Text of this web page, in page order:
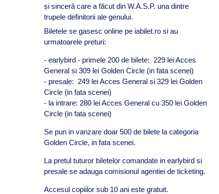
și sinceră care a făcut din W.A.S.P. una dintre
trupele definitorii ale genului.
Biletele se gasesc online pe iabilet.ro si au
urmatoarele preturi:
- earlybird - primele 200 de bilete: 229 lei Acces
General si 309 lei Golden Circle (in fata scenei)
- presale: 249 lei Acces General si 329 lei Golden
Circle (in fata scenei)
- la intrare: 280 lei Acces General cu 350 lei Golden
Circle (in fata scenei)
Se pun in vanzare doar 500 de bilete la categoria
Golden Circle, in fata scenei.
La pretul tuturor biletelor comandate in earlybird si
presale se adauga comisionul agentiei de ticketing.
Accesul copiilor sub 10 ani este gratuit.